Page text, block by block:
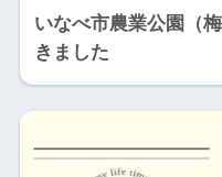
いなべ市農業公園（
きました